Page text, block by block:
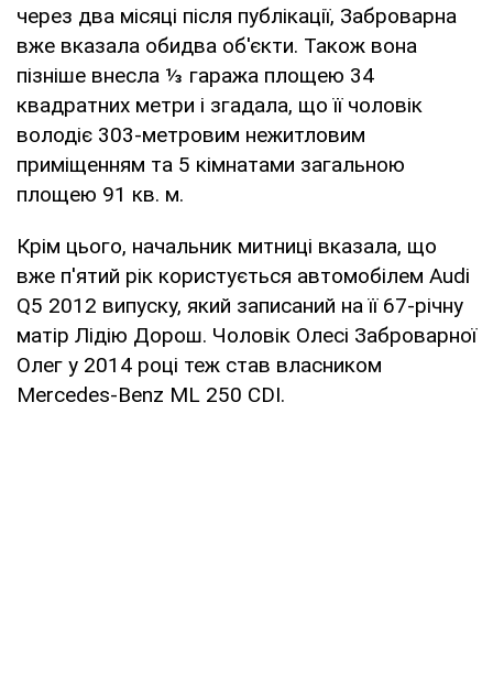
через два місяці після публікації, Заброварна
вже вказала обидва об'єкти. Також вона
пізніше внесла ⅓ гаража площею 34
квадратних метри і згадала, що її чоловік
володіє 303-метровим нежитловим
приміщенням та 5 кімнатами загальною
площею 91 кв. м.
Крім цього, начальник митниці вказала, що
вже п'ятий рік користується автомобілем Audi
Q5 2012 випуску, який записаний на її 67-річну
матір Лідію Дорош. Чоловік Олесі Заброварної
Олег у 2014 році теж став власником
Mercedes-Benz ML 250 CDI.